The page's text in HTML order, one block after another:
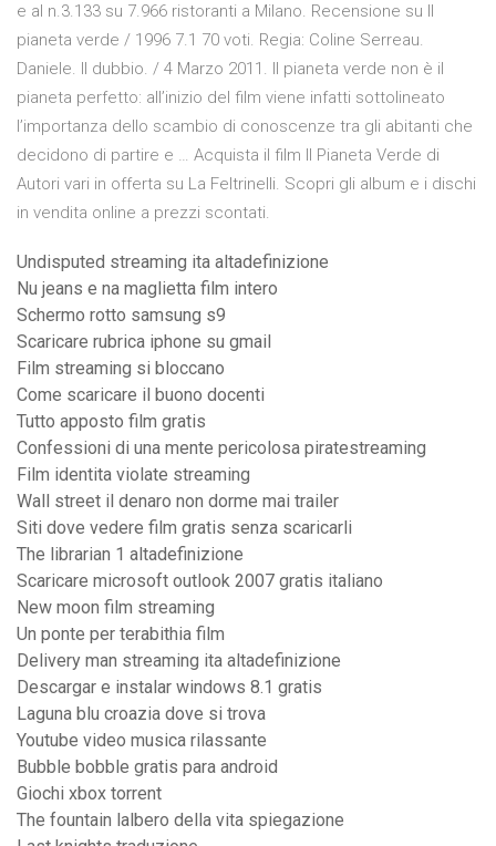
e al n.3.133 su 7.966 ristoranti a Milano. Recensione su Il
pianeta verde / 1996 7.1 70 voti. Regia: Coline Serreau.
Daniele. Il dubbio. / 4 Marzo 2011. Il pianeta verde non è il
pianeta perfetto: all’inizio del film viene infatti sottolineato
l’importanza dello scambio di conoscenze tra gli abitanti che
decidono di partire e … Acquista il film Il Pianeta Verde di
Autori vari in offerta su La Feltrinelli. Scopri gli album e i dischi
in vendita online a prezzi scontati.
Undisputed streaming ita altadefinizione
Nu jeans e na maglietta film intero
Schermo rotto samsung s9
Scaricare rubrica iphone su gmail
Film streaming si bloccano
Come scaricare il buono docenti
Tutto apposto film gratis
Confessioni di una mente pericolosa piratestreaming
Film identita violate streaming
Wall street il denaro non dorme mai trailer
Siti dove vedere film gratis senza scaricarli
The librarian 1 altadefinizione
Scaricare microsoft outlook 2007 gratis italiano
New moon film streaming
Un ponte per terabithia film
Delivery man streaming ita altadefinizione
Descargar e instalar windows 8.1 gratis
Laguna blu croazia dove si trova
Youtube video musica rilassante
Bubble bobble gratis para android
Giochi xbox torrent
The fountain lalbero della vita spiegazione